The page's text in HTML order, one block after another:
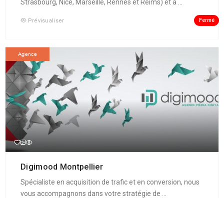
Strasbourg, Nice, Marseille, Rennes et Reims) et à ...
Prévisualiser Fermé
Agence
Digimood Montpellier
Spécialiste en acquisition de trafic et en conversion, nous
vous accompagnons dans votre stratégie de ...